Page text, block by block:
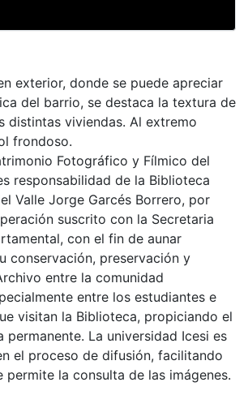
exterior, donde se puede apreciar
del barrio, se destaca la textura de
distintas viviendas. Al extremo
frondoso.
Fotográfico y Fílmico del
responsabilidad de la Biblioteca
Valle Jorge Garcés Borrero, por
suscrito con la Secretaria
con el fin de aunar
conservación, preservación y
entre la comunidad
entre los estudiantes e
visitan la Biblioteca, propiciando el
permanente. La universidad Icesi es
el proceso de difusión, facilitando
permite la consulta de las imágenes.